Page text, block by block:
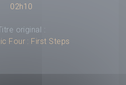
02h10
original :
Four : First Steps